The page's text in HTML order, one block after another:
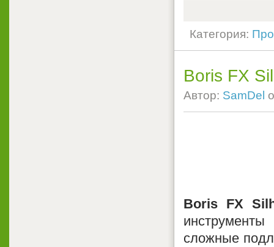
Категория:
Boris FX
Автор: SamDel
Boris FX
сложные